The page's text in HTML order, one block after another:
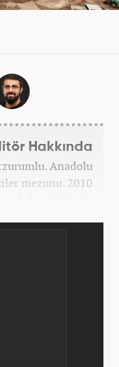
Hakkında
Anadolu
mezunu. 2010
haberciliğinde.
Medya